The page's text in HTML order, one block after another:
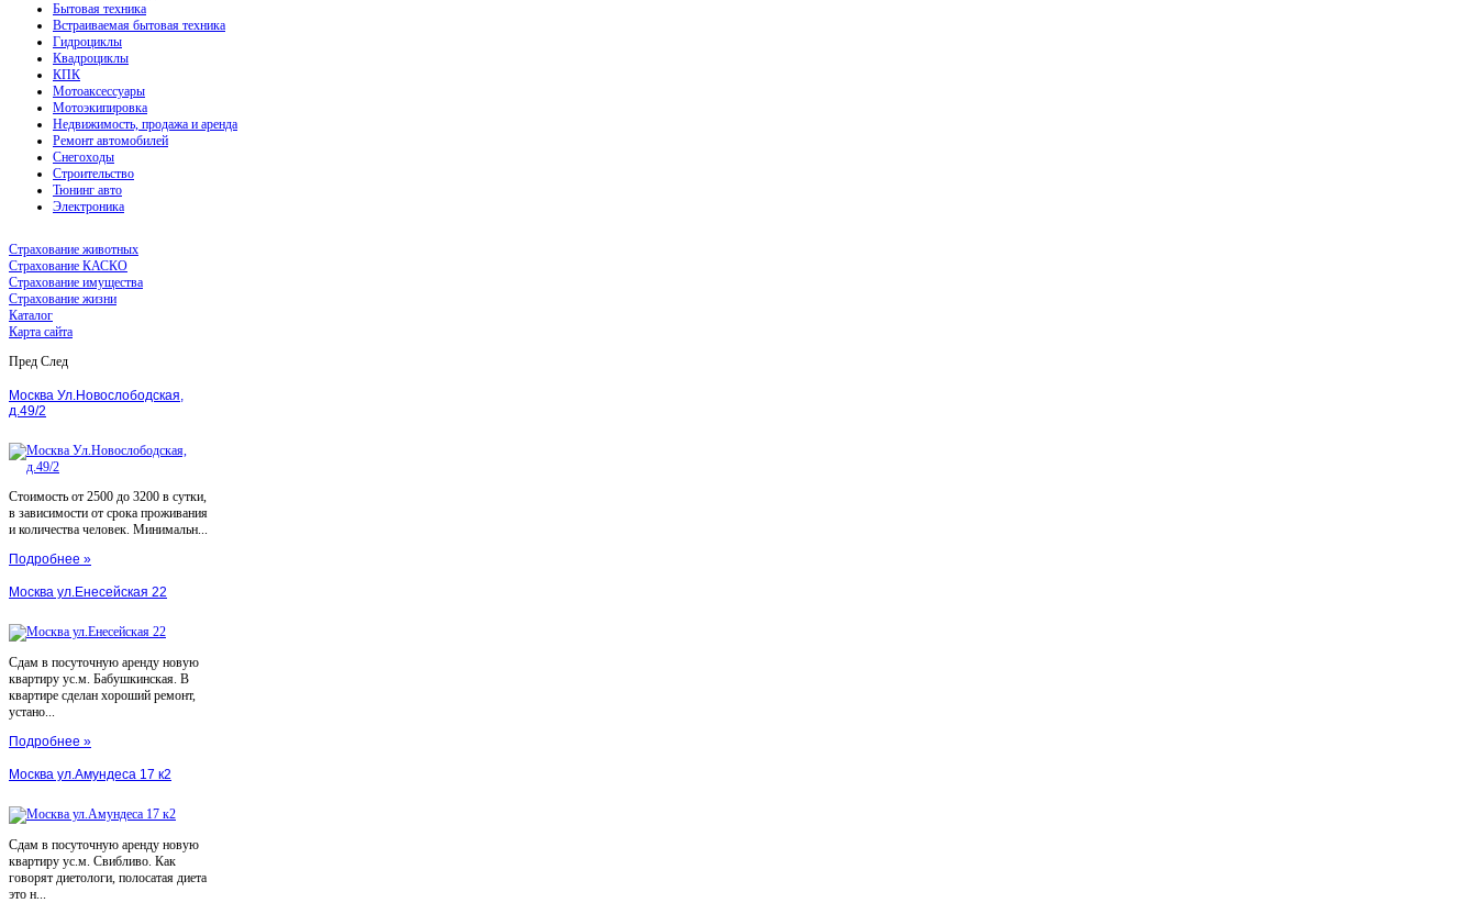
Бытовая техника
Встраиваемая бытовая техника
Гидроциклы
Квадроциклы
КПК
Мотоаксессуары
Мотоэкипировка
Недвижимость, продажа и аренда
Ремонт автомобилей
Снегоходы
Строительство
Тюнинг авто
Электроника
Страхование животных
Страхование КАСКО
Страхование имущества
Страхование жизни
Каталог
Карта сайта
Пред След
Москва Ул.Новослободская,
д.49/2
Стоимость от 2500 до 3200 в сутки,
в зависимости от срока проживания
и количества человек. Минимальн...
Подробнее »
Москва ул.Енесейская 22
Сдам в посуточную аренду новую
квартиру ус.м. Бабушкинская. В
квартире сделан хороший ремонт,
устано...
Подробнее »
Москва ул.Амундеса 17 к2
Сдам в посуточную аренду новую
квартиру ус.м. Свибливо. Как
говорят диетологи, полосатая диета
это н...